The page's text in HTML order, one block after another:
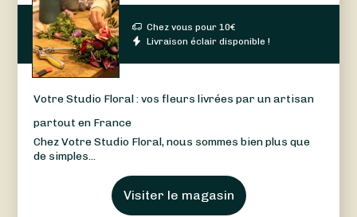
Chez vous pour10€
Livraison éclair disponible !
Votre Studio Floral : vos fleurs livrées par un artisan
partout en France
Chez Votre Studio Floral, nous sommes bien plus que
de simples...
Visiter le magasin